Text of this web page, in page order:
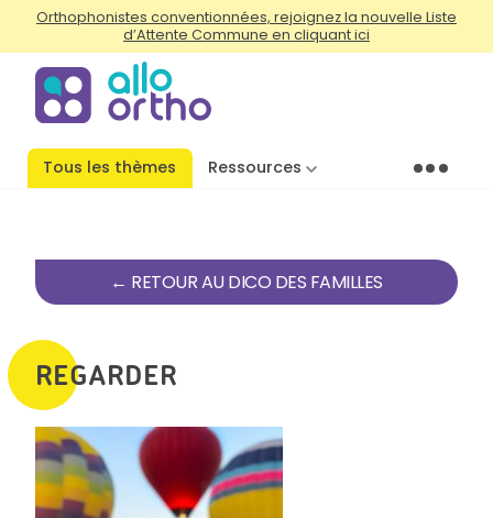
Orthophonistes conventionnées, rejoignez la nouvelle Liste
d’Attente Commune en cliquant ici
Tous les thèmes Ressources Menu
← RETOUR AU DICO DES FAMILLES
REGARDER